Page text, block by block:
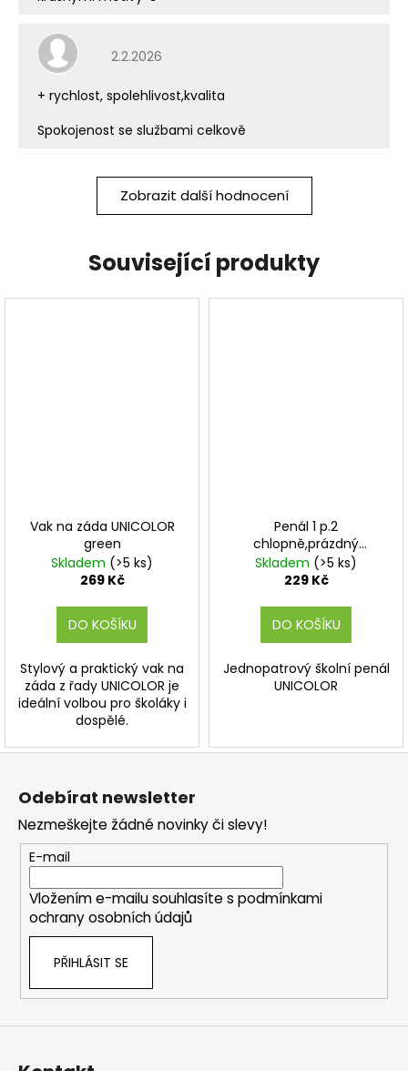
Hodnocení obchodu je 5 z 5 hvězdiček.
2.2.2026
+ rychlost, spolehlivost,kvalita
Spokojenost se službami celkově
Zobrazit další hodnocení
Související produkty
Vak na záda UNICOLOR
green
Skladem (>5 ks)
269 Kč
DO KOŠÍKU
Stylový a praktický vak na
záda z řady UNICOLOR je
ideální volbou pro školáky i
dospělé.
Penál 1 p.2
chlopně,prázdný
UNICOLOR green
Skladem (>5 ks)
229 Kč
DO KOŠÍKU
Jednopatrový školní penál
UNICOLOR
Z
Odebírat newsletter
Nezmeškejte žádné novinky či slevy!
E-mail
Vložením e-mailu souhlasíte s podmínkami
ochrany osobních údajů
PŘIHLÁSIT SE